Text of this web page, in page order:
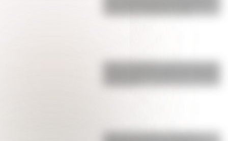
conocer los distintos tipos
Metro de Madrid: ¿por qué es una
Cómo San Martín conformó el